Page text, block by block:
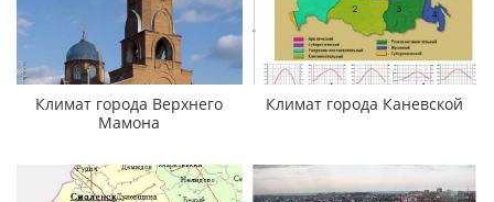
Климат города Верхнего
Мамона
Климат города Каневской